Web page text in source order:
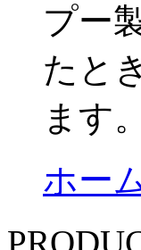
プー
たと
ます。
ホー